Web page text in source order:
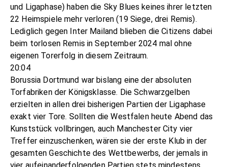
und Ligaphase) haben die Sky Blues keines ihrer letzten
22 Heimspiele mehr verloren (19 Siege, drei Remis).
Lediglich gegen Inter Mailand blieben die Citizens dabei
beim torlosen Remis in September 2024 mal ohne
eigenen Torerfolg in diesem Zeitraum.
20:04
Borussia Dortmund war bislang eine der absoluten
Torfabriken der Königsklasse. Die Schwarzgelben
erzielten in allen drei bisherigen Partien der Ligaphase
exakt vier Tore. Sollten die Westfalen heute Abend das
Kunststück vollbringen, auch Manchester City vier
Treffer einzuschenken, wären sie der erste Klub in der
gesamten Geschichte des Wettbewerbs, der jemals in